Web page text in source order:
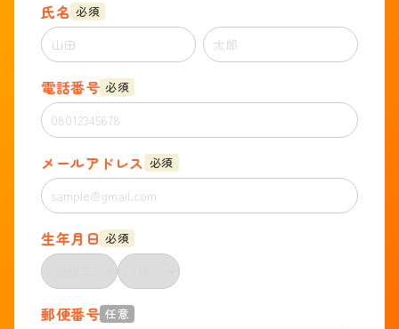
氏名 必須
電話番号 必須
メールアドレス 必須
生年月日 必須
郵便番号 任意